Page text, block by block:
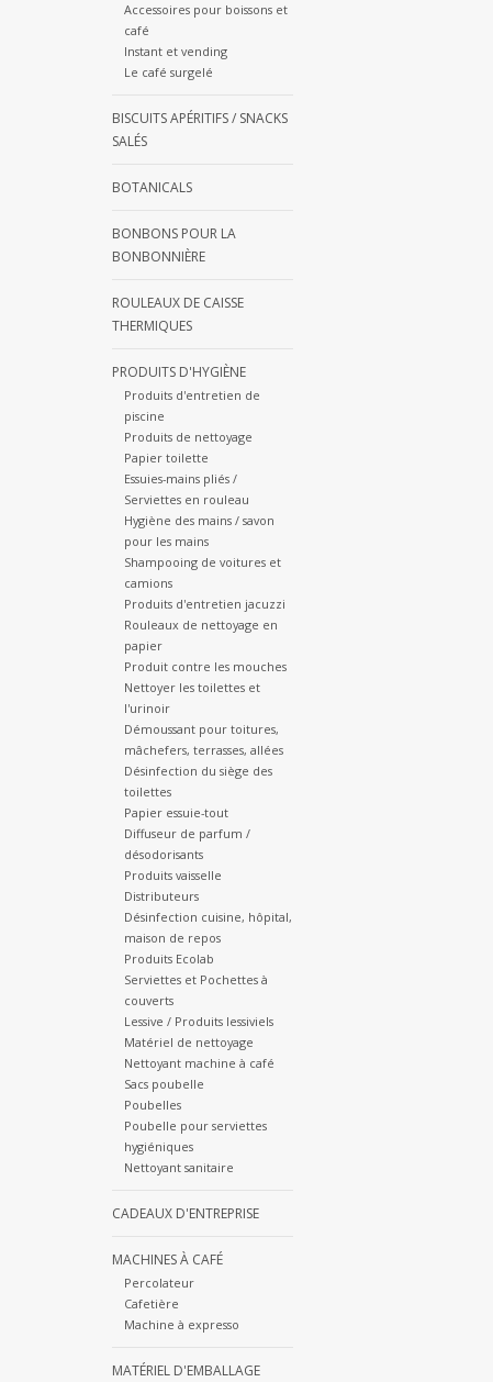
Accessoires pour boissons et
café
Instant et vending
Le café surgelé
BISCUITS APÉRITIFS / SNACKS
SALÉS
BOTANICALS
BONBONS POUR LA
BONBONNIÈRE
ROULEAUX DE CAISSE
THERMIQUES
PRODUITS D'HYGIÈNE
Produits d'entretien de
piscine
Produits de nettoyage
Papier toilette
Essuies-mains pliés /
Serviettes en rouleau
Hygiène des mains / savon
pour les mains
Shampooing de voitures et
camions
Produits d'entretien jacuzzi
Rouleaux de nettoyage en
papier
Produit contre les mouches
Nettoyer les toilettes et
l'urinoir
Démoussant pour toitures,
mâchefers, terrasses, allées
Désinfection du siège des
toilettes
Papier essuie-tout
Diffuseur de parfum /
désodorisants
Produits vaisselle
Distributeurs
Désinfection cuisine, hôpital,
maison de repos
Produits Ecolab
Serviettes et Pochettes à
couverts
Lessive / Produits lessiviels
Matériel de nettoyage
Nettoyant machine à café
Sacs poubelle
Poubelles
Poubelle pour serviettes
hygiéniques
Nettoyant sanitaire
CADEAUX D'ENTREPRISE
MACHINES À CAFÉ
Percolateur
Cafetière
Machine à expresso
MATÉRIEL D'EMBALLAGE